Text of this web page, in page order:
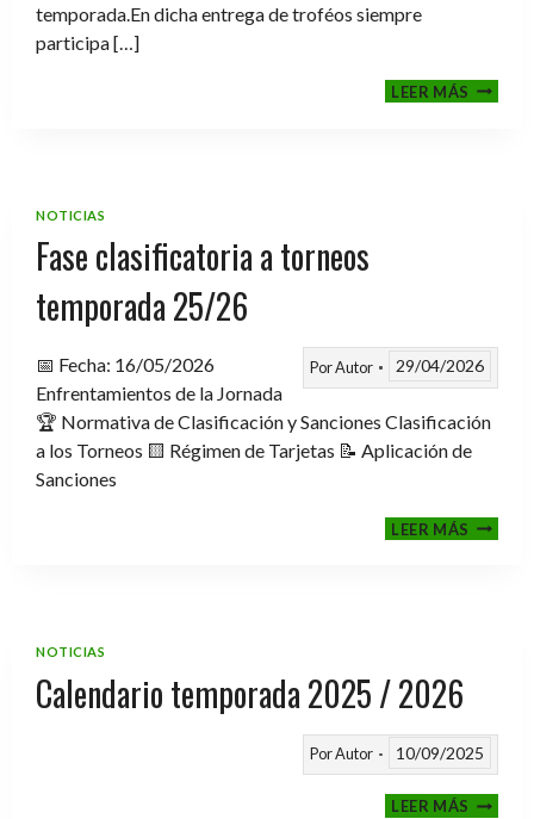
temporada.En dicha entrega de troféos siempre
participa […]
LEER MÁSCENA-
NOTICIAS
Fase clasificatoria a torneos
temporada 25/26
PorAutor 29/04/2026
📅 Fecha: 16/05/2026
Enfrentamientos de la Jornada
🏆 Normativa de Clasificación y Sanciones Clasificación
a los Torneos 🟨 Régimen de Tarjetas 📝 Aplicación de
Sanciones
LEER MÁSFASE
NOTICIAS
Calendario temporada 2025 / 2026
PorAutor 10/09/2025
LEER MÁS